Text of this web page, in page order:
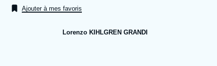
Se connecter
publication
Ajouter à mes favoris
Lorenzo KIHLGREN GRANDI